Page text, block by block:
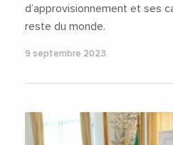
d’approvisionnement et ses
reste du monde.
9 septembre 2023